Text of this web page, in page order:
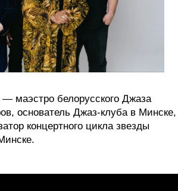
маэстро белорусского Джаза
основатель Джаз-клуба в Минске,
концертного цикла звезды